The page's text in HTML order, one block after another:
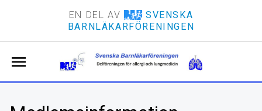
EN DEL AV
SVENSKA
BARNLÄKARFÖRENINGEN
menu